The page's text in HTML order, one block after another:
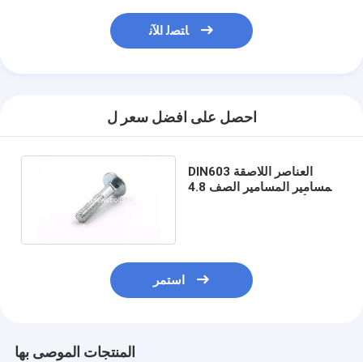
ﺎﺘﺼﻟ ﺍﻶﻧ
احصل على افضل سعر ل
DIN603 العناصر اللاصقة
المسامير المسامير الصف 4.8
استمر
المنتجات الموصى بها